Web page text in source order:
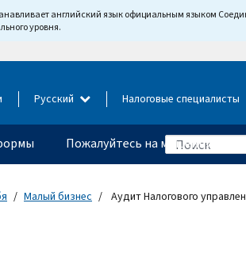
английский язык официальным языком
уровня.
Русский Налоговые специалисты
Пожалуйтесь на мошенничество
Малый бизнес Аудит Налогового